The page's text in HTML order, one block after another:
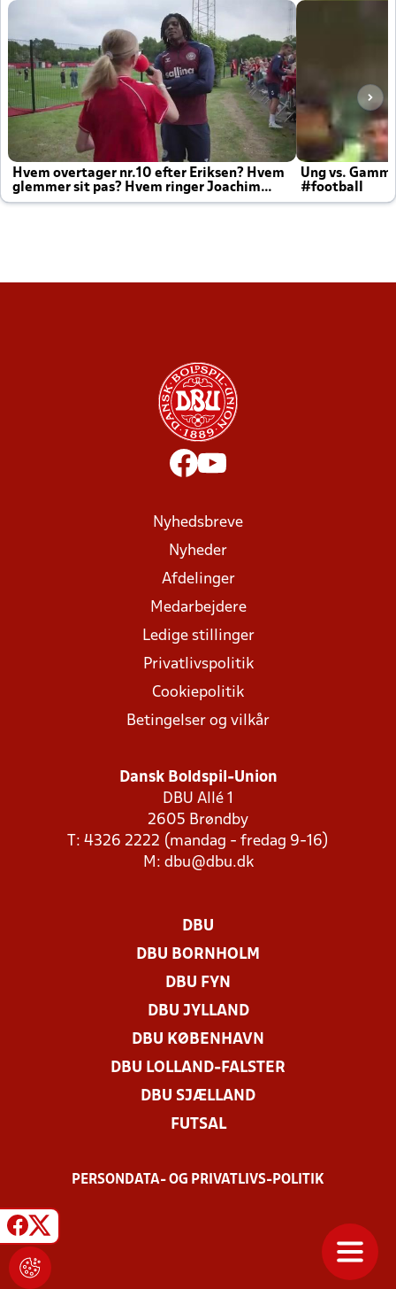
Hvem overtager nr.10 efter Eriksen? Hvem
glemmer sit pas? Hvem ringer Joachim
altid til efter kampe?
Ung vs.
#football
Nyhedsbreve
Nyheder
Afdelinger
Medarbejdere
Ledige stillinger
Privatlivspolitik
Cookiepolitik
Betingelser og vilkår
Dansk Boldspil-Union
DBU Allé 1
2605 Brøndby
T: 4326 2222 (mandag - fredag 9-16)
M: dbu@dbu.dk
DBU
DBU BORNHOLM
DBU FYN
DBU JYLLAND
DBU KØBENHAVN
DBU LOLLAND-FALSTER
DBU SJÆLLAND
FUTSAL
PERSONDATA- OG PRIVATLIVS-POLITIK